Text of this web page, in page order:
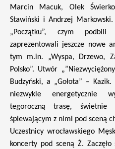
Marcin Macuk, Olek
Stawiński i Andrzej
„Początku”, czym podbili
zaprezentowali jeszcze nowe
tym m.in. „Wyspa, Drzewo,
Polsko”. Utwór
Budzyński, a „Gołota” –
niezwykle energetycznie
tegoroczną trasę,
śpiewającym z nimi pod sceną
Uczestnicy wrocławskiego
koncerty pod sceną Ż.